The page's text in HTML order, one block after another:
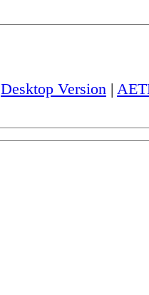
Desktop Version |